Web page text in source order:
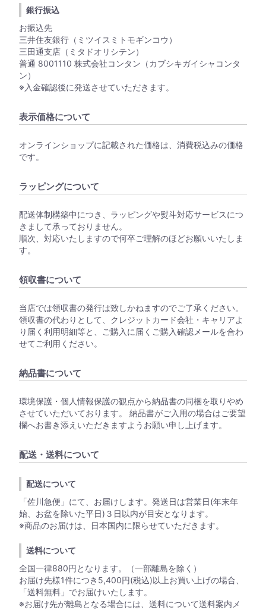
銀行振込
お振込先
三井住友銀行（ミツイスミトモギンコウ）
三田通支店（ミタドオリシテン）
普通 8001110 株式会社コンタン（カブシキガイシャコンタ
ン）
※入金確認後に発送させていただきます。
表示価格について
オンラインショップに記載された価格は、消費税込みの価格
です。
ラッピングについて
配送体制構築中につき、ラッピングや熨斗対応サービスにつ
きまして承っておりません。
順次、対応いたしますので何卒ご理解のほどお願いいたしま
す。
領収書について
当店では領収書の発行は致しかねますのでご了承ください。
領収書の代わりとして、クレジットカード会社・キャリアよ
り届く利用明細等と、ご購入に届くご購入確認メールを合わ
せてご利用ください。
納品書について
環境保護・個人情報保護の観点から納品書の同梱を取りやめ
させていただいております。 納品書がご入用の場合はご要望
欄へお書き添えいただきますようお願い申し上げます。
配送・送料について
配送について
「佐川急便」にて、お届けします。発送日は営業日(年末年
始、お盆を除いた平日)３日以内が目安となります。
※商品のお届けは、日本国内に限らせていただきます。
送料について
全国一律880円となります。（一部離島を除く）
お届け先様1件につき5,400円(税込)以上お買い上げの場合、
「送料無料」でお届けいたします。
※お届け先が離島となる場合には、送料について送料案内メ